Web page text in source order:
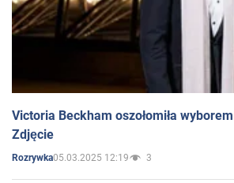
Victoria Beckham oszołomiła
Zdjęcie
Rozrywka05.03.2025 12:19 3